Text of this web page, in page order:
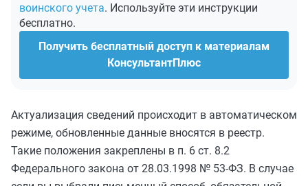
воинского учета. Используйте эти инструкции
бесплатно.
Получить бесплатный доступ к материалам
КонсультантПлюс
Актуализация сведений происходит в автоматическом
режиме, обновленные данные вносятся в реестр.
Такие положения закреплены в п. 6 ст. 8.2
Федерального закона от 28.03.1998 № 53-ФЗ. В случае